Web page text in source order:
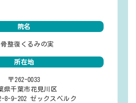
院名
整復くるみの実
所在地
〒262-0033
県千葉市花見川区
8-9-202 ゼックスベルク